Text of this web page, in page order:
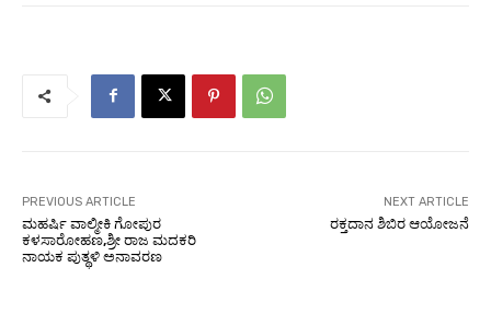
PREVIOUS ARTICLE
ಮಹರ್ಷಿ ವಾಲ್ಮೀಕಿ ಗೋಪುರ
ಕಳಸಾರೋಹಣ,ಶ್ರೀ ರಾಜ ಮದಕರಿ
ನಾಯಕ ಪುತ್ಥಳಿ ಅನಾವರಣ
NEXT ARTICLE
ರಕ್ತದಾನ ಶಿಬಿರ ಆಯೋಜನೆ